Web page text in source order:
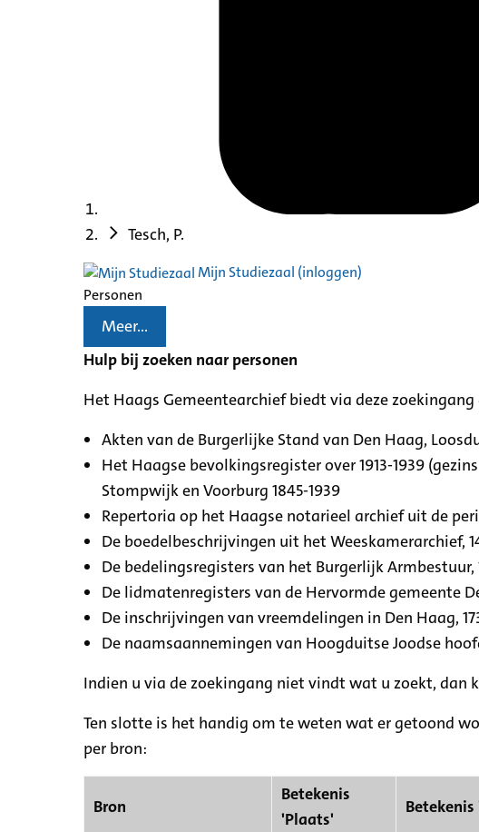
Tesch, P.
Mijn Studiezaal (inloggen)
Personen
Meer...
Hulp bij zoeken naar personen
Het Haags Gemeentearchief biedt via deze
Akten van de Burgerlijke Stand van Den Haag,
Het Haagse bevolkingsregister over 1913-1939
Stompwijk en Voorburg 1845-1939
Repertoria op het Haagse notarieel archief uit de
De boedelbeschrijvingen uit het Weeskamerarchief,
De bedelingsregisters van het Burgerlijk Armbestuur,
De lidmatenregisters van de Hervormde gemeente
De inschrijvingen van vreemdelingen in Den Haag,
De naamsaannemingen van Hoogduitse Joodse
Indien u via de zoekingang niet vindt wat u zoekt, dan
Ten slotte is het handig om te weten wat er getoond
per bron:
Bron
Betekenis
'Plaats'